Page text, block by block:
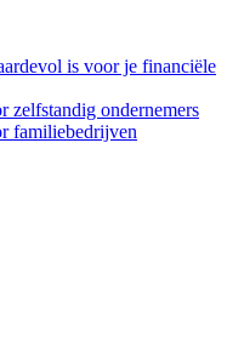
is voor je financiële
zelfstandig ondernemers
familiebedrijven